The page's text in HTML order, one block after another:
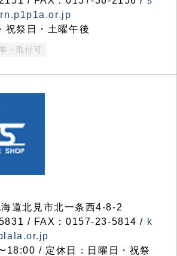
祝祭日・土曜午後
・取付可
道北見市北一条西4-8-2
/ FAX：0157-23-5814 / k
18:00 / 定休日：日曜日・祝祭